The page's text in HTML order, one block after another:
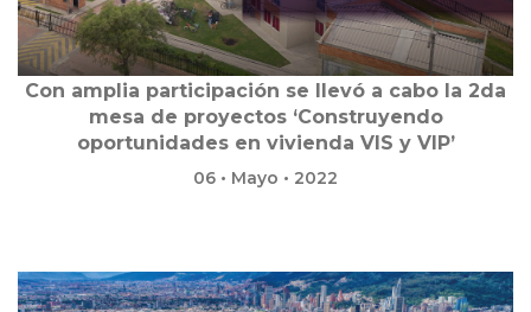
Con amplia participación se llevó a cabo la 2da
mesa de proyectos ‘Construyendo
oportunidades en vivienda VIS y VIP’
06 • Mayo • 2022